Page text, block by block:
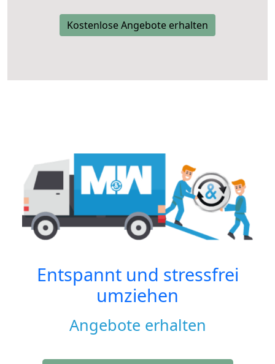
Kostenlose Angebote erhalten
Entspannt und stressfrei
umziehen
Angebote erhalten